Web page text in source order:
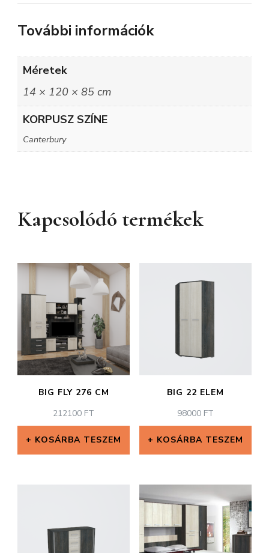
További információk
Méretek
14 × 120 × 85 cm
KORPUSZ SZÍNE
Canterbury
Kapcsolódó termékek
BIG FLY 276 CM
212100 FT
KOSÁRBA TESZEM
BIG 22 ELEM
98000 FT
KOSÁRBA TESZEM